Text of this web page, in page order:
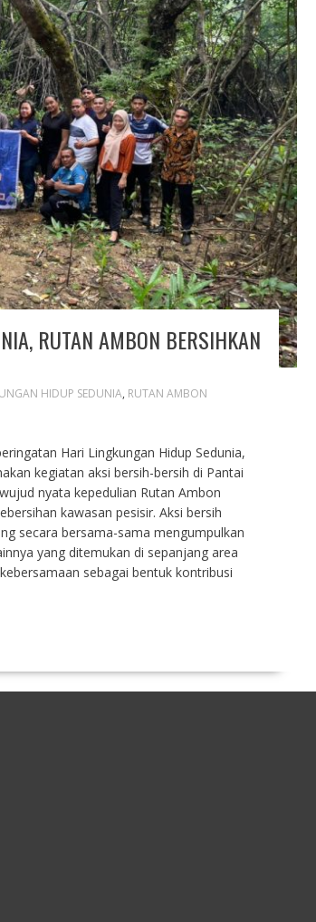
RUTAN AMBON BERSIHKAN
HIDUP SEDUNIA, RUTAN AMBON
Hari Lingkungan Hidup Sedunia,
kegiatan aksi bersih-bersih di Pantai
nyata kepedulian Rutan Ambon
kawasan pesisir. Aksi bersih
secara bersama-sama mengumpulkan
yang ditemukan di sepanjang area
sebagai bentuk kontribusi